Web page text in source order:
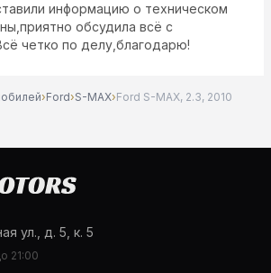
информацию о техническом
обсудила всё с
четко по делу,благодарю!
›Ford›S-MAX›Ford S-MAX, 2.3, 2010
ул., д. 5, к. 5
21:00